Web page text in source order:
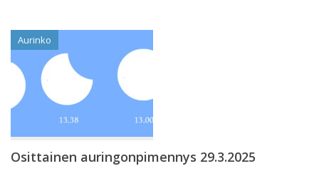
Aurinko
Osittainen auringonpimennys 29.3.2025